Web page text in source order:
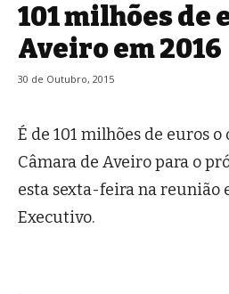
101 milhões de
Aveiro em 2016
30 de Outubro, 2015
É de 101 milhões de euros
Câmara de Aveiro para o
esta sexta-feira na reunião
Executivo.